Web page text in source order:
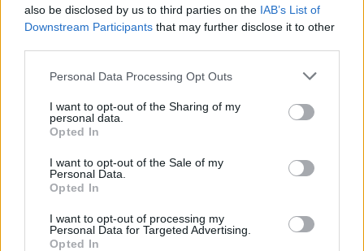
also be disclosed by us to third parties on the IAB’s List of
Downstream Participants that may further disclose it to other
Personal Data Processing Opt Outs
I want to opt-out of the Sharing of my
personal data.
Opted In
I want to opt-out of the Sale of my
Personal Data.
Opted In
I want to opt-out of processing my
Personal Data for Targeted Advertising.
Opted In
Scledum film festival
Berici in Festival 2026: a Lonigo “Little
“Teatro in casa”: il 5 agosto il primo
spettacolo a Marano Vicentino con Maria